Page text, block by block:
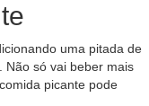
uma pitada de
Não só vai beber mais
picante pode